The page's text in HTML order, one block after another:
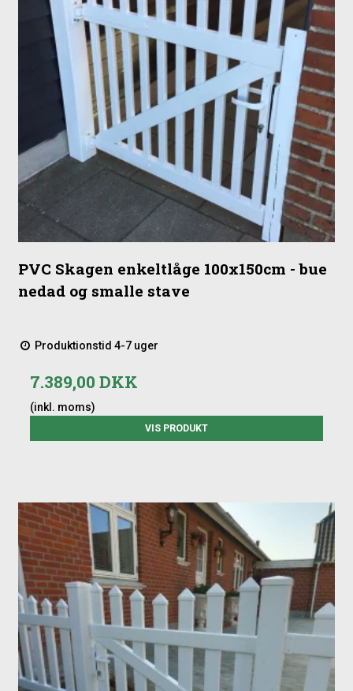
PVC Skagen enkeltlåge 100x150cm - bue
nedad og smalle stave
Produktionstid 4-7 uger
7.389,00 DKK
(inkl. moms)
VIS PRODUKT